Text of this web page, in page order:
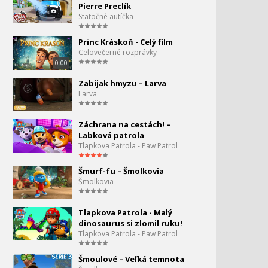
Hurá do džungle 3x12 -
Hlboko pod zemou
Hurá do džungle 3x13 -
Malé bubliny
Hurá do džungle 4x9 -
čkanie
Hurá do džungle 4x10 -
stráženie detí
Hurá do džungle 4x11 -
Hurá do džungle 4x12 -
stratený konár
Pierre Preclík
Statočné autíčka
0:00
Princ Kráskoň - Celý film
Celovečerné rozprávky
Zabijak hmyzu – Larva
Larva
Záchrana na cestách! –
Labková patrola
Tlapkova Patrola - Paw Patrol
Šmurf-fu – Šmolkovia
Šmolkovia
Tlapkova Patrola - Malý
dinosaurus si zlomil ruku!
Tlapkova Patrola - Paw Patrol
Šmoulové – Veľká temnota